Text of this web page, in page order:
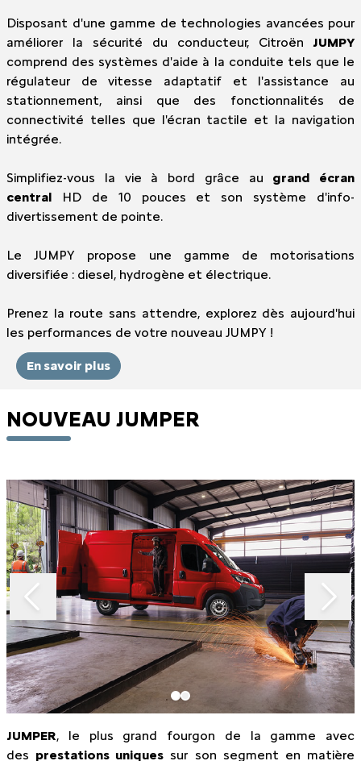
Disposant d'une gamme de technologies avancées pour
améliorer la sécurité du conducteur, Citroën JUMPY
comprend des systèmes d'aide à la conduite tels que le
régulateur de vitesse adaptatif et l'assistance au
stationnement, ainsi que des fonctionnalités de
connectivité telles que l'écran tactile et la navigation
intégrée.
Simplifiez-vous la vie à bord grâce au grand écran
central
HD de 10 pouces et son système d'info-
divertissement de pointe.
Le JUMPY propose une gamme de motorisations
diversifiée : diesel, hydrogène et électrique.
Prenez la route sans attendre, explorez dès aujourd'hui
les performances de votre nouveau JUMPY !
En savoir plus
NOUVEAU JUMPER
Slide 1 of 2
JUMPER, le plus grand fourgon de la gamme avec
des prestations uniques sur son segment en matière